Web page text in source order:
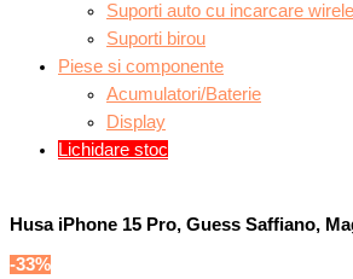
Suporti auto cu incarcare
Suporti birou
Piese si componente
Acumulatori/Baterie
Display
Lichidare stoc
Husa iPhone 15 Pro, Guess Saffiano,
-33%